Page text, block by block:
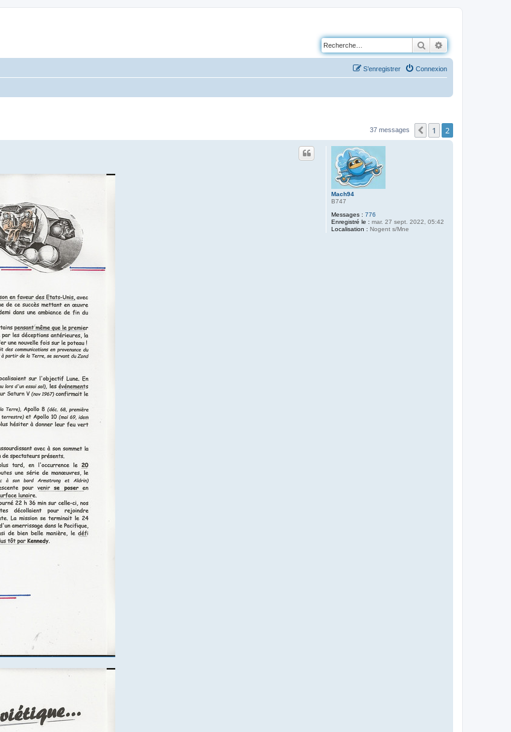
Rechercher
Connexion
S’enregistrer
37 messages Précédente
1 2
Mach94
B747
Messages : 776
Enregistré le : mar. 27 sept. 2022, 05:42
Localisation : Nogent s/Mne